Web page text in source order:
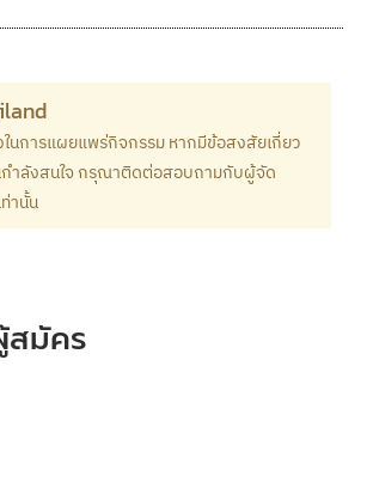
นการแผยแพร่กิจกรรม หากมีข้อสงสัยเกี่ยว
ำลังสนใจ กรุณาติดต่อสอบถามกับผู้จัด
านั้น
มัคร